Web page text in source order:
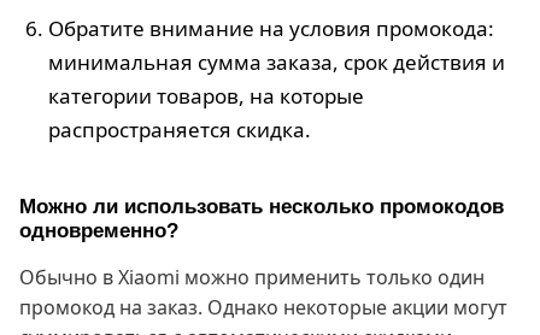
Обратите внимание на условия промокода:
минимальная сумма заказа, срок действия и
категории товаров, на которые
распространяется скидка.
Можно ли использовать несколько промокодов
одновременно?
Обычно в Xiaomi можно применить только один
промокод на заказ. Однако некоторые акции могут